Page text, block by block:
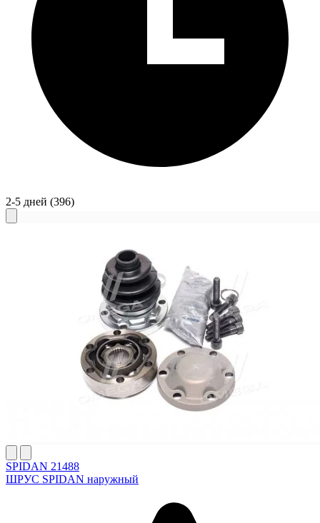
2-5 дней (396)
SPIDAN 21488
ШРУС SPIDAN наружный